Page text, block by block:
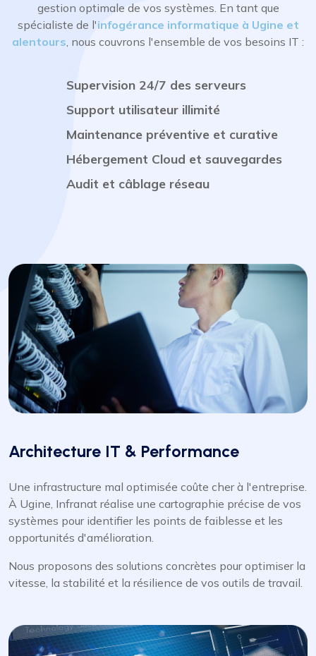
gestion optimale de vos systèmes. En tant que
spécialiste de l'infogérance informatique à Ugine et
alentours, nous couvrons l'ensemble de vos besoins IT :
Supervision 24/7 des serveurs
Support utilisateur illimité
Maintenance préventive et curative
Hébergement Cloud et sauvegardes
Audit et câblage réseau
Architecture IT & Performance
Une infrastructure mal optimisée coûte cher à l'entreprise.
À Ugine, Infranat réalise une cartographie précise de vos
systèmes pour identifier les points de faiblesse et les
opportunités d'amélioration.
Nous proposons des solutions concrètes pour optimiser la
vitesse, la stabilité et la résilience de vos outils de travail.